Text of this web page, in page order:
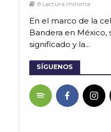
8 Lectura mínima
En el marco de la
Bandera en México,
significado y la...
SÍGUENOS